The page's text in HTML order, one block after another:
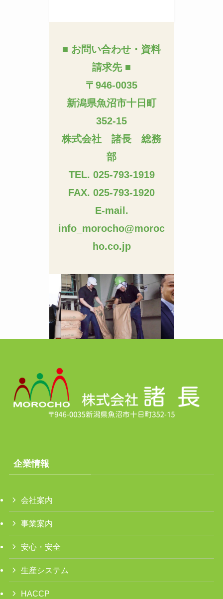
■ お問い合わせ・資料
請求先 ■
〒946-0035
新潟県魚沼市十日町
352-15
株式会社 諸長 総務
部
TEL. 025-793-1919
FAX. 025-793-1920
E-mail.
info_morocho@moroc
ho.co.jp
企業情報
会社案内
事業案内
安心・安全
生産システム
HACCP